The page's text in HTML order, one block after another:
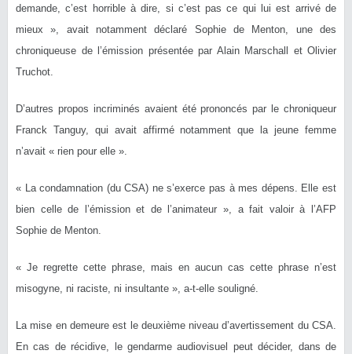
demande, c’est horrible à dire, si c’est pas ce qui lui est arrivé de
mieux », avait notamment déclaré Sophie de Menton, une des
chroniqueuse de l’émission présentée par Alain Marschall et Olivier
Truchot.
D’autres propos incriminés avaient été prononcés par le chroniqueur
Franck Tanguy, qui avait affirmé notamment que la jeune femme
n’avait « rien pour elle ».
« La condamnation (du CSA) ne s’exerce pas à mes dépens. Elle est
bien celle de l’émission et de l’animateur », a fait valoir à l’AFP
Sophie de Menton.
« Je regrette cette phrase, mais en aucun cas cette phrase n’est
misogyne, ni raciste, ni insultante », a-t-elle souligné.
La mise en demeure est le deuxième niveau d’avertissement du CSA.
En cas de récidive, le gendarme audiovisuel peut décider, dans de